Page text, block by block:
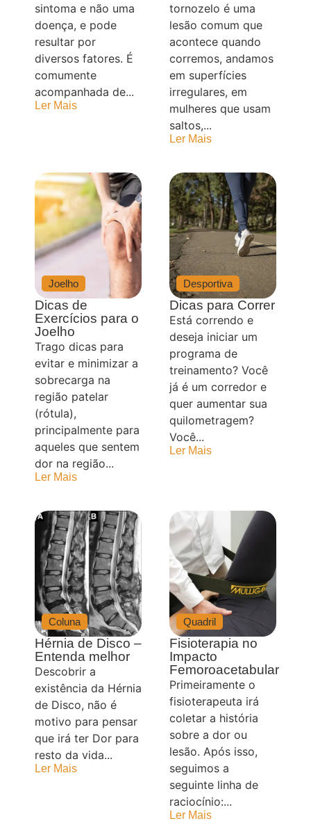
sintoma e não uma
doença, e pode
resultar por
diversos fatores. É
comumente
acompanhada de...
Ler Mais
tornozelo é uma
lesão comum que
acontece quando
corremos, andamos
em superfícies
irregulares, em
mulheres que usam
saltos,...
Ler Mais
Joelho
Dicas de
Exercícios para o
Joelho
Trago dicas para
evitar e minimizar a
sobrecarga na
região patelar
(rótula),
principalmente para
aqueles que sentem
dor na região...
Ler Mais
Desportiva
Dicas para Correr
Está correndo e
deseja iniciar um
programa de
treinamento? Você
já é um corredor e
quer aumentar sua
quilometragem?
Você...
Ler Mais
Coluna
Hérnia de Disco –
Entenda melhor
Descobrir a
existência da Hérnia
de Disco, não é
motivo para pensar
que irá ter Dor para
resto da vida...
Ler Mais
Quadril
Fisioterapia no
Impacto
Femoroacetabular
Primeiramente o
fisioterapeuta irá
coletar a história
sobre a dor ou
lesão. Após isso,
seguimos a
seguinte linha de
raciocínio:...
Ler Mais